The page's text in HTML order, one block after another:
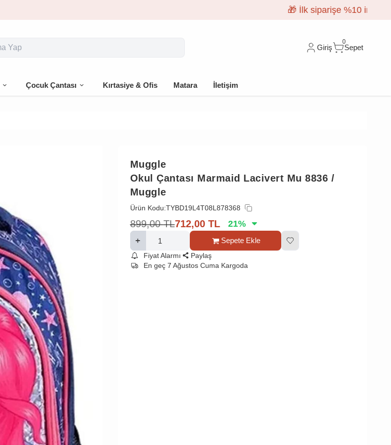
Giriş
0
Sepet
Çocuk Çantası Kırtasiye & Ofis Matara İletişim
Muggle
Okul Çantası Marmaid Lacivert Mu 8836 /
Muggle
Ürün Kodu:TYBD19L4T08L878368
899,00 TL712,00 TL 21%
Sepete Ekle
Fiyat Alarmı
Paylaş
En geç 7 Ağustos Cuma Kargoda